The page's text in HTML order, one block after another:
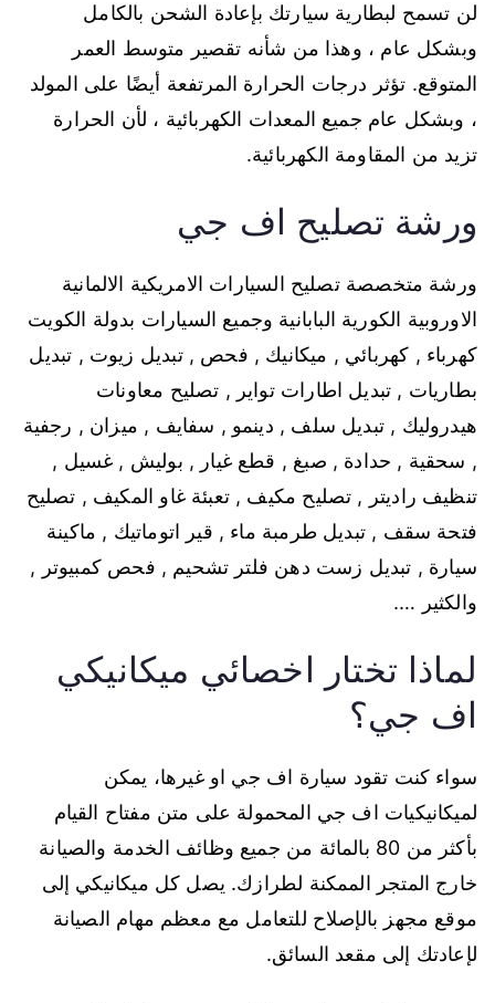
لن تسمح لبطارية سيارتك بإعادة الشحن بالكامل
وبشكل عام ، وهذا من شأنه تقصير متوسط ​​العمر
المتوقع. تؤثر درجات الحرارة المرتفعة أيضًا على المولد
، وبشكل عام جميع المعدات الكهربائية ، لأن الحرارة
تزيد من المقاومة الكهربائية.
ورشة تصليح اف جي
ورشة متخصصة تصليح السيارات الامريكية الالمانية
الاوروبية الكورية البابانية وجميع السيارات بدولة الكويت
كهرباء , كهربائي , ميكانيك , فحص , تبديل زيوت , تبديل
بطاريات , تبديل اطارات تواير , تصليح معاونات
هيدروليك , تبديل سلف , دينمو , سفايف , ميزان , رجفية
, سحقية , حدادة , صبغ , قطع غيار , بوليش , غسيل ,
تنظيف راديتر , تصليح مكيف , تعبئة غاو المكيف , تصليح
فتحة سقف , تبديل طرمبة ماء , قير اتوماتيك , ماكينة
سيارة , تبديل زست دهن فلتر تشحيم , فحص كمبيوتر ,
والكثير ….
لماذا تختار اخصائي ميكانيكي
اف جي؟
سواء كنت تقود سيارة اف جي او غيرها، يمكن
لميكانيكيات اف جي المحمولة على متن مفتاح القيام
بأكثر من 80 بالمائة من جميع وظائف الخدمة والصيانة
خارج المتجر الممكنة لطرازك. يصل كل ميكانيكي إلى
موقع مجهز بالإصلاح للتعامل مع معظم مهام الصيانة
لإعادتك إلى مقعد السائق.